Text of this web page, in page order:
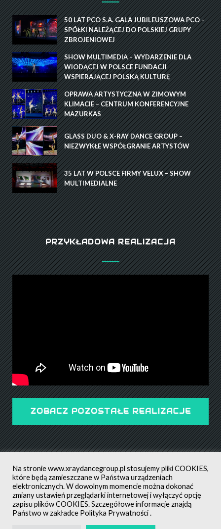
50 LAT PCO S.A. GALA JUBILEUSZOWA PCO –
SPÓŁKI NALEŻĄCEJ DO POLSKIEJ GRUPY
ZBROJENIOWEJ
SHOW MULTIMEDIA – WYDARZENIE DLA
WIODĄCEJ W POLSCE FUNDACJI
WSPIERAJĄCEJ POLSKĄ KULTURĘ
OPRAWA ARTYSTYCZNA W ZIMOWYM
KLIMACIE – CENTRUM KONFERENCYJNE
MAZURKAS
GLASS DUO & X-RAY DANCE GROUP –
NIEZWYKŁE WSPÓŁGRANIE ARTYSTÓW
35 LAT W POLSCE FIRMY VELUX – SHOW
MULTIMEDIALNE
PRZYKŁADOWA REALIZACJA
ZOBACZ POZOSTAŁE REALIZACJE
POLITYKA PRYWATNOŚCI
ALL RIGHTS RESERVED ©
CREATED BY: MATEUSZ ŚWIST (MŚ)
Na stroniewww.xraydancegroup.pl stosujemy pliki COOKIES,
które będą zamieszczane w Państwa urządzeniach
elektronicznych. W dowolnym momencie można dokonać
zmiany ustawień przeglądarki internetowej i wyłączyć opcję
zapisu plików COOKIES. Szczegółowe informacje znajdą
Państwo w zakładce Polityka Prywatności.